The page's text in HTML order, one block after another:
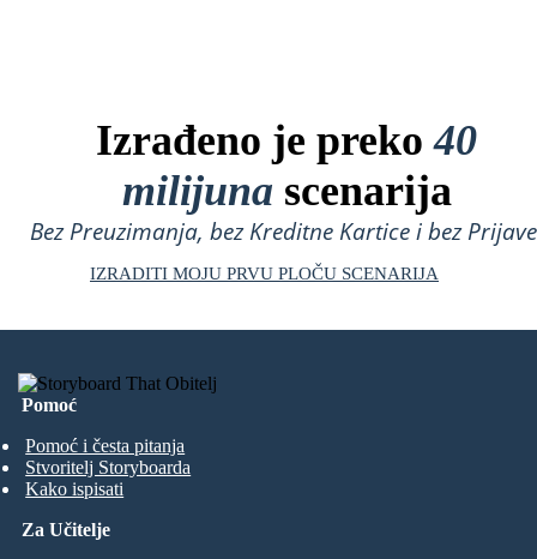
Izrađeno je preko40
milijuna scenarija
Bez Preuzimanja, bez Kreditne Kartice i bez
IZRADITI MOJU PRVU PLOČU SCENARIJA
Pomoć
Pomoć i česta pitanja
Stvoritelj Storyboarda
Kako ispisati
Za Učitelje